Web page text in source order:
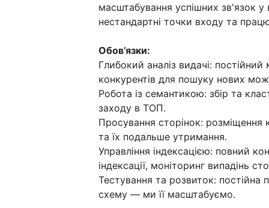
масштабування успішних зв'язок
нестандартні точки входу та
Обов’язки:
Глибокий аналіз видачі:
конкурентів для пошуку нових
Робота із семантикою: збір та
заходу в ТОП.
Просування сторінок: розміщення
та їх подальше утримання.
Управління індексацією: повний
індексації, моніторинг випадінь
Тестування та розвиток: постійна
схему — ми її масштабуємо.